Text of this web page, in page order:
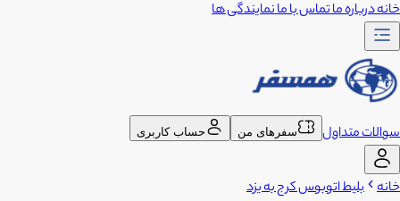
خانهدرباره ماتماس با مانمایندگی ها
سوالات متداول سفرهای من حساب کاربری
خانه بلیط اتوبوس کرج به یزد